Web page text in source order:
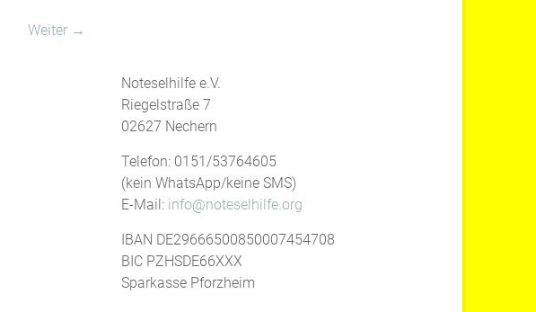
Weiter →
Noteselhilfe e.V.
Riegelstraße 7
02627 Nechern
Telefon: 0151/53764605
(kein WhatsApp/keine SMS)
E-Mail: info@noteselhilfe.org
IBAN DE29666500850007454708
BIC PZHSDE66XXX
Sparkasse Pforzheim